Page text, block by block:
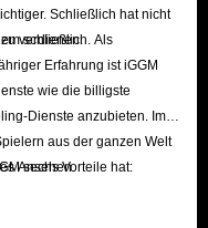
Schließlich hat nicht
verdienen.
schließlich. Als
Erfahrung ist iGGM
wie die billigste
Dienste anzubieten. Im
aus der ganzen Welt
Ansehen.
sechs Vorteile hat: